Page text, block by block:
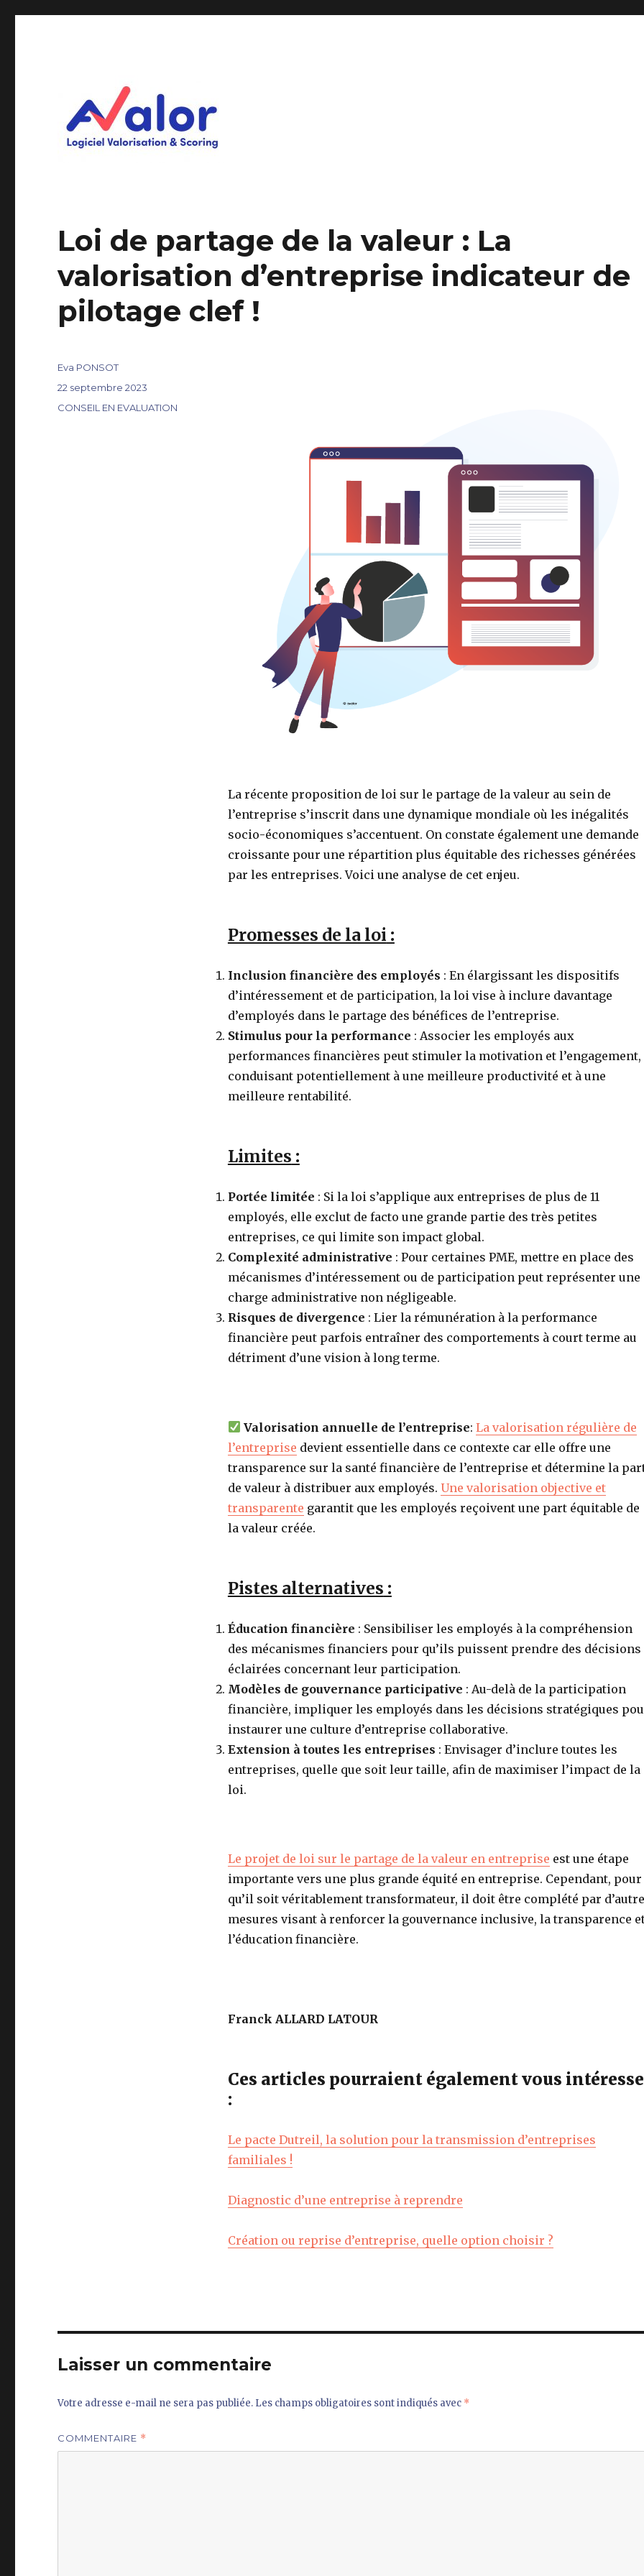
Loi de partage de la valeur : La
valorisation d’entreprise indicateur de
pilotage clef !
La récente proposition de loi sur le partage de la valeur au sein de
l’entreprise s’inscrit dans une dynamique mondiale où les inégalités
socio-économiques s’accentuent. On constate également une demande
croissante pour une répartition plus équitable des richesses générées
par les entreprises. Voici une analyse de cet enjeu.
Promesses de la loi :
Inclusion financière des employés : En élargissant les dispositifs
d’intéressement et de participation, la loi vise à inclure davantage
d’employés dans le partage des bénéfices de l’entreprise.
Stimulus pour la performance : Associer les employés aux
performances financières peut stimuler la motivation et l’engagement,
conduisant potentiellement à une meilleure productivité et à une
meilleure rentabilité.
Limites :
Portée limitée : Si la loi s’applique aux entreprises de plus de 11
employés, elle exclut de facto une grande partie des très petites
entreprises, ce qui limite son impact global.
Complexité administrative : Pour certaines PME, mettre en place des
mécanismes d’intéressement ou de participation peut représenter une
charge administrative non négligeable.
Risques de divergence : Lier la rémunération à la performance
financière peut parfois entraîner des comportements à court terme au
détriment d’une vision à long terme.
Valorisation annuelle de l’entreprise:La valorisation régulière de
l’entreprise devient essentielle dans ce contexte car elle offre une
transparence sur la santé financière de l’entreprise et détermine la
de valeur à distribuer aux employés. Une valorisation objective et
transparente garantit que les employés reçoivent une part équitable de
la valeur créée.
Pistes alternatives :
Éducation financière : Sensibiliser les employés à la compréhension
des mécanismes financiers pour qu’ils puissent prendre des décisions
éclairées concernant leur participation.
Modèles de gouvernance participative : Au-delà de la participation
financière, impliquer les employés dans les décisions stratégiques
instaurer une culture d’entreprise collaborative.
Extension à toutes les entreprises : Envisager d’inclure toutes les
entreprises, quelle que soit leur taille, afin de maximiser l’impact de la
loi.
Le projet de loi sur le partage de la valeur en entreprise est une étape
importante vers une plus grande équité en entreprise. Cependant, pour
qu’il soit véritablement transformateur, il doit être complété par
mesures visant à renforcer la gouvernance inclusive, la transparence
l’éducation financière.
Franck ALLARD LATOUR
Ces articles pourraient également vous
:
Le pacte Dutreil, la solution pour la transmission d’entreprises
familiales !
Diagnostic d’une entreprise à reprendre
Création ou reprise d’entreprise, quelle option choisir ?
Auteur
Eva PONSOT
Publié
22 septembre 2023
Catégories
CONSEIL EN EVALUATION
Laisser un commentaire
Votre adresse e-mail ne sera pas publiée. Les champs obligatoires sont indiqués avec *
COMMENTAIRE *